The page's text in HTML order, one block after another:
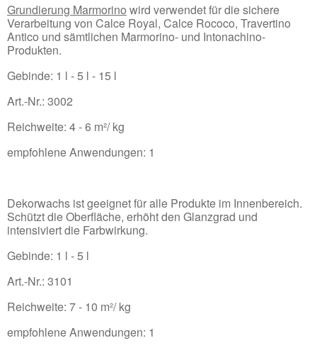
Grundierung Marmorino wird verwendet für die sichere
Verarbeitung von Calce Royal, Calce Rococo, Travertino
Antico und sämtlichen Marmorino- und Intonachino-
Produkten.
Gebinde: 1 l - 5 l - 15 l
Art.-Nr.: 3002
Reichweite: 4 - 6 m²/ kg
empfohlene Anwendungen: 1
Dekorwachs ist geeignet für alle Produkte im Innenbereich.
Schützt die Oberfläche, erhöht den Glanzgrad und
intensiviert die Farbwirkung.
Gebinde: 1 l - 5 l
Art.-Nr.: 3101
Reichweite: 7 - 10 m²/ kg
empfohlene Anwendungen: 1